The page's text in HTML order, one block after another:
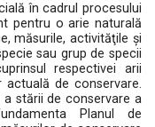
în cadrul procesului
pentru o arie naturală
măsurile, activităţile și
sau grup de specii
respectivei arii
de conservare.
stării de conservare a
Planul de